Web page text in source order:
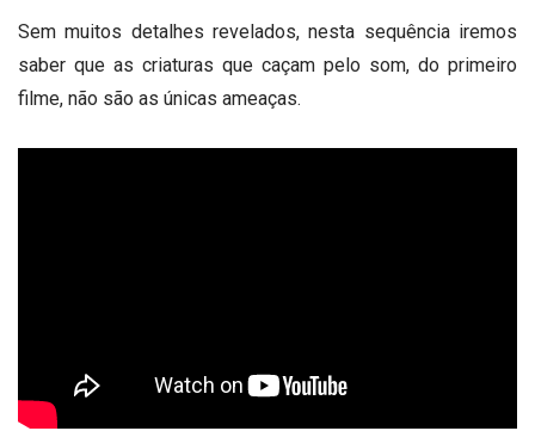
Sem muitos detalhes revelados, nesta sequência iremos
saber que as criaturas que caçam pelo som, do primeiro
filme, não são as únicas ameaças.